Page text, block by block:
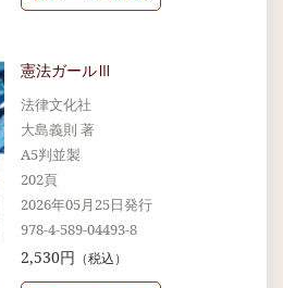
憲法ガールⅢ
法律文化社
大島義則 著
A5判並製
202頁
2026年05月25日発行
978-4-589-04493-8
2,530円 （税込）